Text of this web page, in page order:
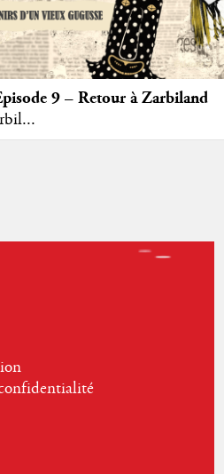
9 – Retour à Zarbiland